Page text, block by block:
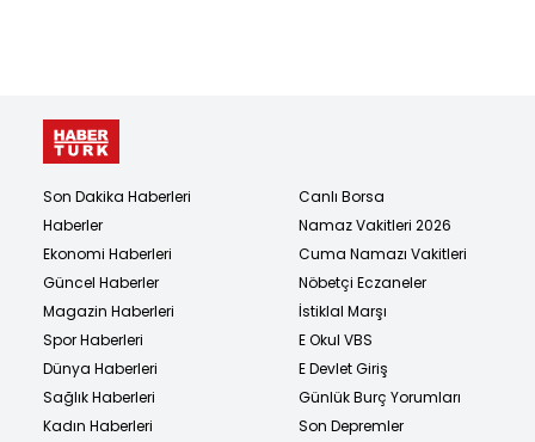
Son Dakika Haberleri
Haberler
Ekonomi Haberleri
Güncel Haberler
Magazin Haberleri
Spor Haberleri
Dünya Haberleri
Sağlık Haberleri
Kadın Haberleri
Canlı Borsa
Namaz Vakitleri 2026
Cuma Namazı Vakitleri
Nöbetçi Eczaneler
İstiklal Marşı
E Okul VBS
E Devlet Giriş
Günlük Burç Yorumları
Son Depremler